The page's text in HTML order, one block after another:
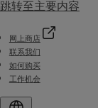
跳转至主要内容
网上商店
联系我们
如何购买
工作机会